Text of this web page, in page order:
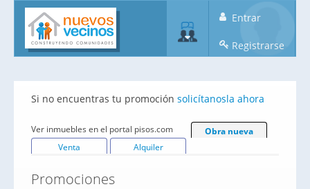
Entrar
Registrarse
Si no encuentras tu promoción solicítanosla ahora
Ver inmuebles en el portal pisos.com
Obra nueva
Venta
Alquiler
Promociones